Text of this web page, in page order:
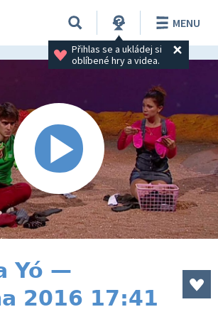
Přihlas se a ukládej si
oblíbené hry a videa.
MENU
Yó —
2016 17:41